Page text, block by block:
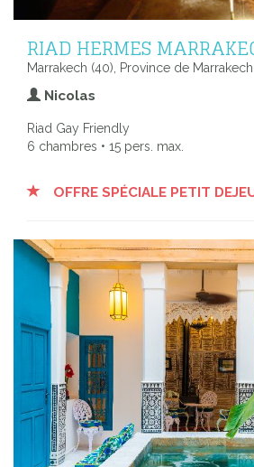
RIAD HERMES
Marrakech (40), Province de
Nicolas
Riad Gay Friendly
6 chambres • 15 pers. max.
OFFRE SPÉCIALE PETIT